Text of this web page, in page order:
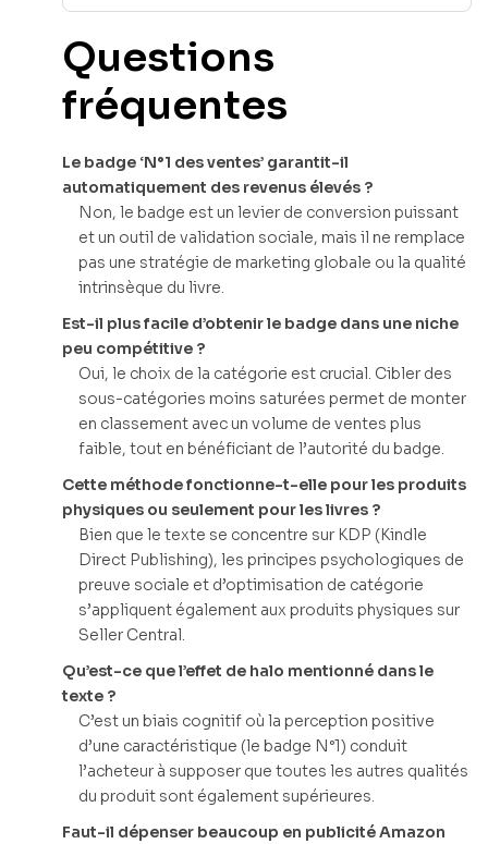
Questions
fréquentes
Le badge ‘N°1 des ventes’ garantit-il
automatiquement des revenus élevés ?
Non, le badge est un levier de conversion puissant
et un outil de validation sociale, mais il ne remplace
pas une stratégie de marketing globale ou la qualité
intrinsèque du livre.
Est-il plus facile d’obtenir le badge dans une niche
peu compétitive ?
Oui, le choix de la catégorie est crucial. Cibler des
sous-catégories moins saturées permet de monter
en classement avec un volume de ventes plus
faible, tout en bénéficiant de l’autorité du badge.
Cette méthode fonctionne-t-elle pour les produits
physiques ou seulement pour les livres ?
Bien que le texte se concentre sur KDP (Kindle
Direct Publishing), les principes psychologiques de
preuve sociale et d’optimisation de catégorie
s’appliquent également aux produits physiques sur
Seller Central.
Qu’est-ce que l’effet de halo mentionné dans le
texte ?
C’est un biais cognitif où la perception positive
d’une caractéristique (le badge N°1) conduit
l’acheteur à supposer que toutes les autres qualités
du produit sont également supérieures.
Faut-il dépenser beaucoup en publicité Amazon